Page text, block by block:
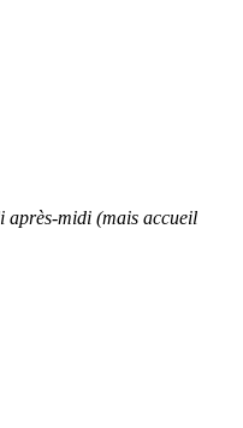
après-midi (mais accueil